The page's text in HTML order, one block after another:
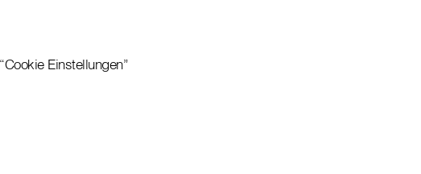
Einstellungen”